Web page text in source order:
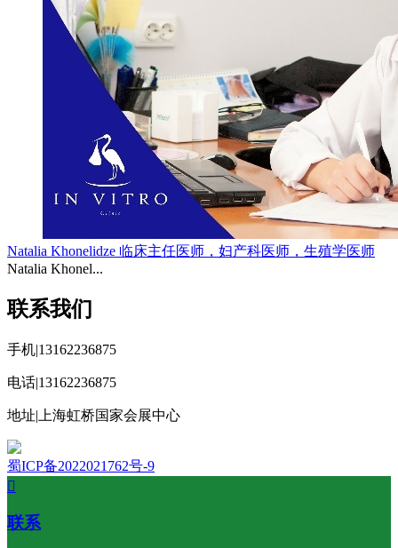
Natalia Khonelidze 临床主任医师，妇产科医师，生殖学医师
Natalia Khonel...
联系我们
手机|13162236875
电话|13162236875
地址|上海虹桥国家会展中心
蜀ICP备2022021762号-9

联系